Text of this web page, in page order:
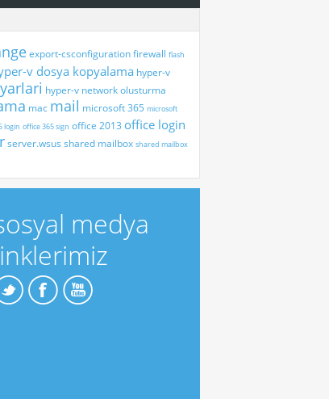
export-csconfigurationfirewall flash
v dosya kopyalama hyper-v
hyper-v network olusturma
mac mail microsoft 365 microsoft
login office 365 sign office 2013 office login
server.wsus shared mailbox shared mailbox
medya